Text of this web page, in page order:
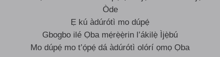
Òde
Ẹ kú àdúrótì mo dúpẹ́
Gbogbo ilé Ọba mẹ́rẹ̀ẹ̀rin l’ákilẹ̀ Ìjẹ̀bú
Mo dúpẹ́ mo t’ọ́pẹ́ dá àdúrótì olórí ọmọ Ọba